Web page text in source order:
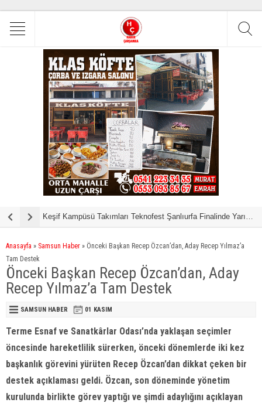
Keşif Kampüsü Takımları Teknofest Şanlıurfa Finalinde Yarışmaya Hak Kazandı
Anasayfa » Samsun Haber » Önceki Başkan Recep Özcan’dan, Aday Recep Yılmaz’a
Tam Destek
Önceki Başkan Recep Özcan’dan, Aday
Recep Yılmaz’a Tam Destek
SAMSUN HABER 01 KASIM
Terme Esnaf ve Sanatkârlar Odası’nda yaklaşan seçimler
öncesinde hareketlilik sürerken, önceki dönemlerde iki kez
başkanlık görevini yürüten Recep Özcan’dan dikkat çeken bir
destek açıklaması geldi. Özcan, son döneminde yönetim
kurulunda birlikte görev yaptığı ve şimdi adaylığını açıklayan